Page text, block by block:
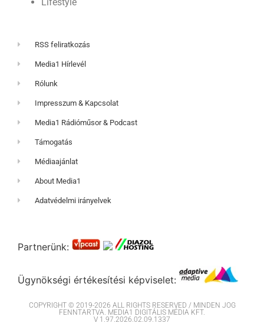
Lifestyle
RSS feliratkozás
Media1 Hírlevél
Rólunk
Impresszum & Kapcsolat
Media1 Rádióműsor & Podcast
Támogatás
Médiaajánlat
About Media1
Adatvédelmi irányelvek
Partnerünk:
Ügynökségi értékesítési képviselet:
COPYRIGHT © 2019-2026 ALL RIGHTS RESERVED / MINDEN JOG
FENNTARTVA. MEDIA1 DIGITÁLIS MÉDIA KFT.
V 1.97.2026.02.09.1337